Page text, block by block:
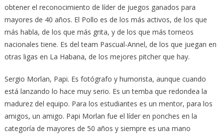
obtener el reconocimiento de líder de juegos ganados para
mayores de 40 años. El Pollo es de los más activos, de los que
más habla, de los que más grita, y de los que más torneos
nacionales tiene. Es del team Pascual-Annel, de los que juegan en
otras ligas en La Habana, de los mejores pitcher que hay.
Sergio Morlan, Papi. Es fotógrafo y humorista, aunque cuando
está lanzando lo hace muy serio. Es un temba que redondea la
madurez del equipo. Para los estudiantes es un mentor, para los
amigos, un amigo. Papi Morlan fue el líder en ponches en la
categoría de mayores de 50 años y siempre es una mano